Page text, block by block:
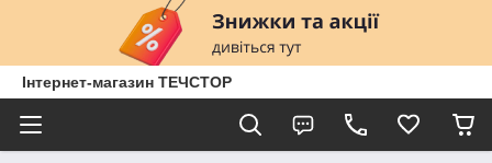
Інтернет-магазин ТЕЧСТОР